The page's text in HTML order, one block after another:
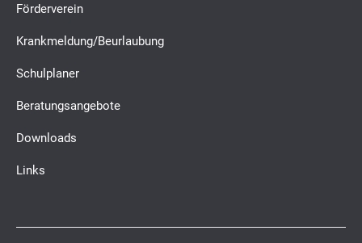
Förderverein
Krankmeldung/Beurlaubung
Schulplaner
Beratungsangebote
Downloads
Links